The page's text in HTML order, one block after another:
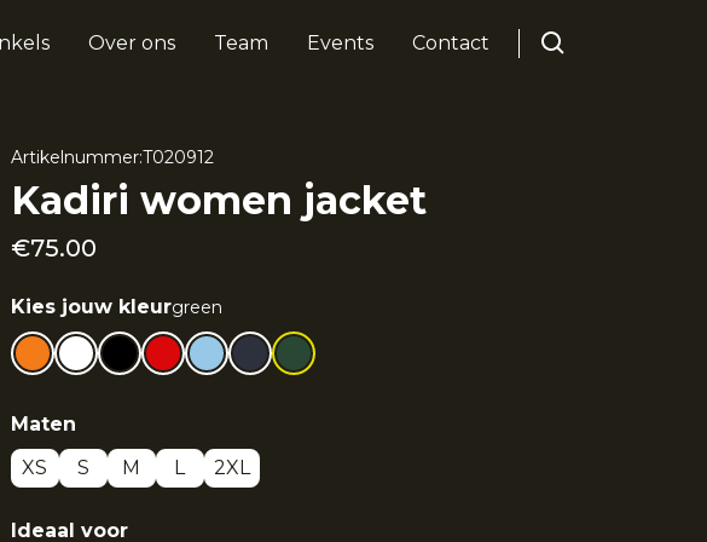
Over ons Team Events Contact
Artikelnummer:T020912
Kadiri women jacket
€75.00
Kies jouw kleurgreen
Maten
XS
S M L 2XL
Ideaal voor